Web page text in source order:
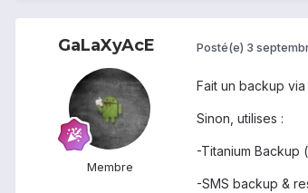
GaLaXyAcE
Membre
Posté(e) 3
Fait un backup
Sinon, utilises :
-Titanium
-SMS backup &